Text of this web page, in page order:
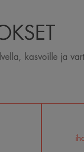
kasvoille ja